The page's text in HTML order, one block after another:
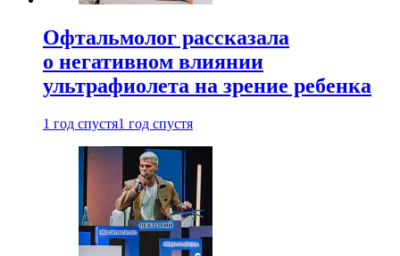
Офтальмолог рассказала
о негативном влиянии
ультрафиолета на зрение ребенка
1 год спустя1 год спустя